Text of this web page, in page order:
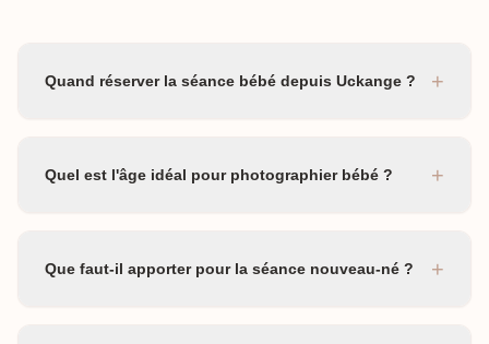
Quand réserver la séance bébé depuis Uckange ? +
Quel est l'âge idéal pour photographier bébé ? +
Que faut-il apporter pour la séance nouveau-né ? +